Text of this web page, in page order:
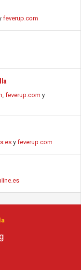
feverup.com
, feverup.com y
y feverup.com